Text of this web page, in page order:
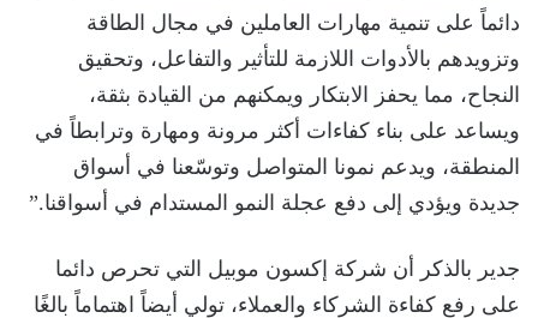
دائماً على تنمية مهارات العاملين في مجال الطاقة
وتزويدهم بالأدوات اللازمة للتأثير والتفاعل، وتحقيق
النجاح، مما يحفز الابتكار ويمكنهم من القيادة بثقة،
ويساعد على بناء كفاءات أكثر مرونة ومهارة وترابطاً في
المنطقة، ويدعم نمونا المتواصل وتوسّعنا في أسواق
جديدة ويؤدي إلى دفع عجلة النمو المستدام في أسواقنا.”
جدير بالذكر أن شركة إكسون موبيل التي تحرص دائما
على رفع كفاءة الشركاء والعملاء، تولي أيضاً اهتماماً بالغًا